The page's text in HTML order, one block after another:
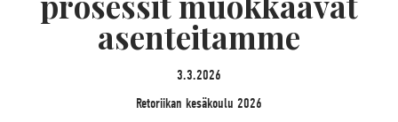
asenteitamme
3.3.2026
Retoriikan kesäkoulu 2026